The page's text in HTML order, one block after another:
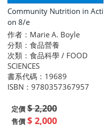
Community Nutrition in Acti
on 8/e
作者：Marie A. Boyle
分類：食品營養
次類：食品科學 / FOOD
SCIENCES
書系代碼：19689
ISBN：9780357367957
定價 $ 2,200
售價 $ 2,000